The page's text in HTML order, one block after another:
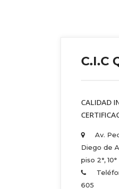
C.I.C
CALIDAD
Av.
Diego de
piso 2°,
605